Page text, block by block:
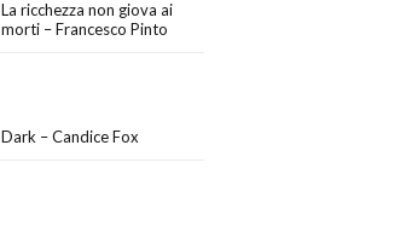
La ricchezza non giova ai
morti – Francesco Pinto
Dark – Candice Fox